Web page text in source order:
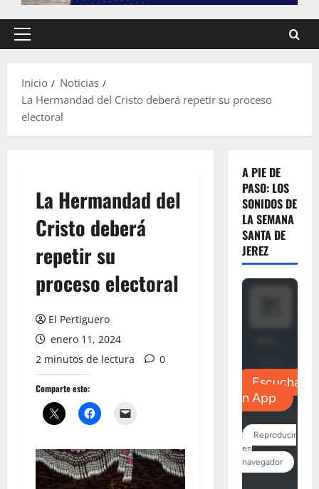
Menú
Inicio
Noticias
La Hermandad del Cristo deberá repetir su proceso
electoral
La Hermandad del
Cristo deberá
repetir su
proceso electoral
El Pertiguero
enero 11, 2024
2 minutos de lectura
0
Comparte esto:
A PIE DE
PASO: LOS
SONIDOS DE
LA SEMANA
SANTA DE
JEREZ